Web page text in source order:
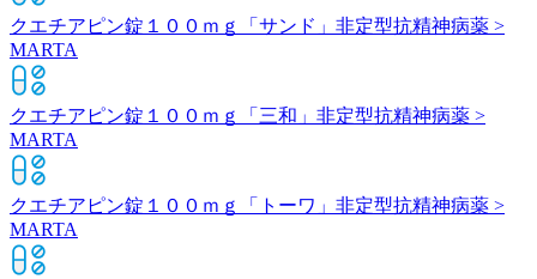
クエチアピン錠１００ｍｇ「サンド」 非定型抗精神病薬 >
MARTA
クエチアピン錠１００ｍｇ「三和」 非定型抗精神病薬 >
MARTA
クエチアピン錠１００ｍｇ「トーワ」 非定型抗精神病薬 >
MARTA